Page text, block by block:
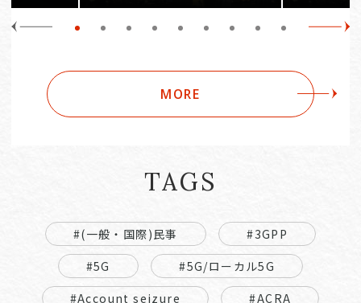
MORE
TAGS
#(一般・国際)民事
#3GPP
#5G
#5G/ローカル5G
#Account seizure
#ACRA